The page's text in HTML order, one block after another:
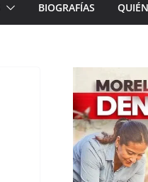
BIOGRAFÍAS